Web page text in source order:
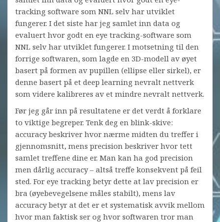
tracking software som NNL selv har utviklet
fungerer. I det siste har jeg samlet inn data og
evaluert hvor godt en eye tracking-software som
NNL selv har utviklet fungerer. I motsetning til den
forrige softwaren, som lagde en 3D-modell av øyet
basert på formen av pupillen (ellipse eller sirkel), er
denne basert på et deep learning nevralt nettverk
som videre kalibreres av et mindre nevralt nettverk.
Før jeg går inn på resultatene er det verdt å forklare
to viktige begreper. Tenk deg en blink-skive:
accuracy beskriver hvor nærme midten du treffer i
gjennomsnitt, mens precision beskriver hvor tett
samlet treffene dine er. Man kan ha god precision
men dårlig accuracy – altså treffe konsekvent på feil
sted. For eye tracking betyr dette at lav precision er
bra (øyebevegelsene måles stabilt), mens lav
accuracy betyr at det er et systematisk avvik mellom
hvor man faktisk ser og hvor softwaren tror man